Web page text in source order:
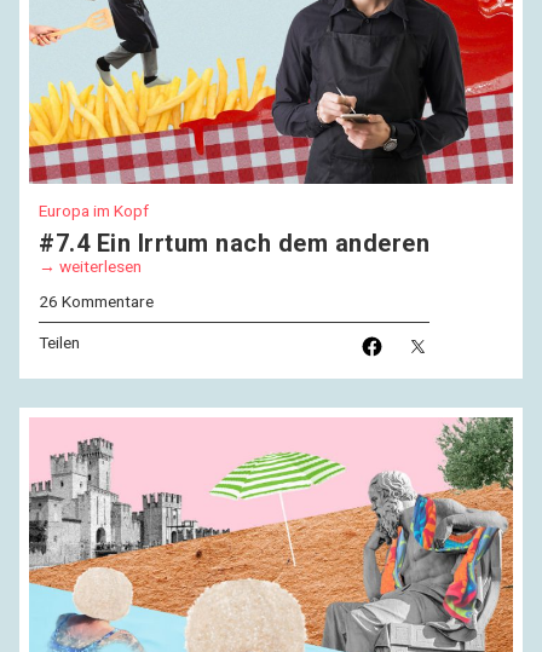
Europa im Kopf
#7.4 Ein Irrtum nach dem anderen
weiterlesen
26 Kommentare
Teilen